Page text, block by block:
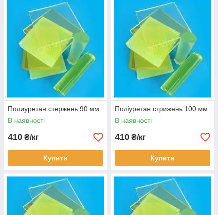
Полиуретан стержень 90 мм
В наявності
410 ₴/кг
Купити
Поліуретан стрижень 100 мм
В наявності
410 ₴/кг
Купити